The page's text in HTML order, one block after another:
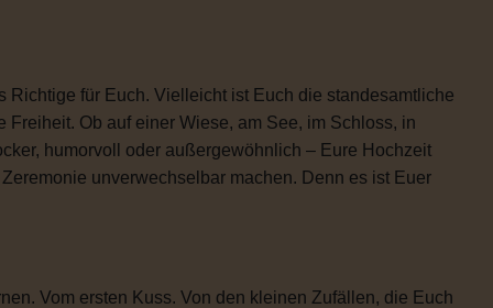
für Euch. Vielleicht ist Euch die standesamtliche
Ob auf einer Wiese, am See, im Schloss, in
humorvoll oder außergewöhnlich – Eure Hochzeit
unverwechselbar machen. Denn es ist Euer
Vom ersten Kuss. Von den kleinen Zufällen, die Euch